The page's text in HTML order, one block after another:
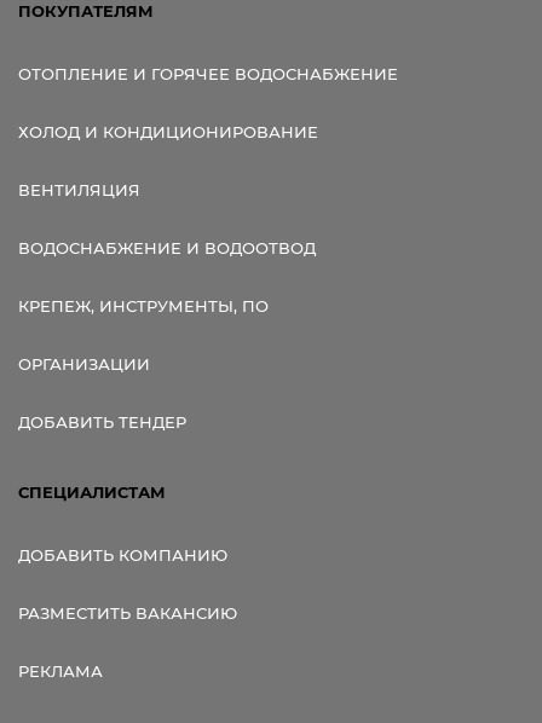
ПОКУПАТЕЛЯМ
ОТОПЛЕНИЕ И ГОРЯЧЕЕ ВОДОСНАБЖЕНИЕ
ХОЛОД И КОНДИЦИОНИРОВАНИЕ
ВЕНТИЛЯЦИЯ
ВОДОСНАБЖЕНИЕ И ВОДООТВОД
КРЕПЕЖ, ИНСТРУМЕНТЫ, ПО
ОРГАНИЗАЦИИ
ДОБАВИТЬ ТЕНДЕР
СПЕЦИАЛИСТАМ
ДОБАВИТЬ КОМПАНИЮ
РАЗМЕСТИТЬ ВАКАНСИЮ
РЕКЛАМА